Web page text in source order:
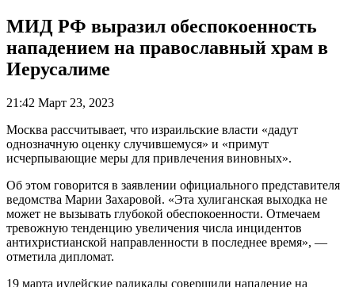
МИД РФ выразил обеспокоенность
нападением на православный храм в
Иерусалиме
21:42 Март 23, 2023
Москва рассчитывает, что израильские власти «дадут
однозначную оценку случившемуся» и «примут
исчерпывающие меры для привлечения виновных».
Об этом говорится в заявлении официального представителя
ведомства Марии Захаровой. «Эта хулиганская выходка не
может не вызывать глубокой обеспокоенности. Отмечаем
тревожную тенденцию увеличения числа инцидентов
антихристианской направленности в последнее время», —
отметила дипломат.
19 марта иудейские радикалы совершили нападение на